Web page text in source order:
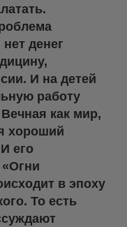
денег
И на детей
работу
как мир,
хороший
его
«Огни
в эпоху
То есть